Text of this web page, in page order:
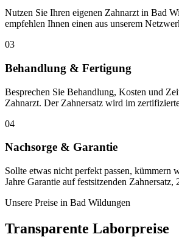
Nutzen Sie Ihren eigenen Zahnarzt in Bad
empfehlen Ihnen einen aus unserem
03
Behandlung & Fertigung
Besprechen Sie Behandlung, Kosten und
Zahnarzt. Der Zahnersatz wird im
04
Nachsorge & Garantie
Sollte etwas nicht perfekt passen, kümmern
Jahre Garantie auf festsitzenden Zahnersatz,
Unsere Preise in Bad Wildungen
Transparente Laborpreise